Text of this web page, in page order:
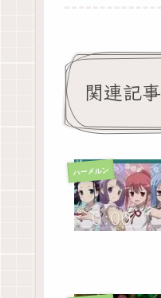
関連記事
ハーメルン